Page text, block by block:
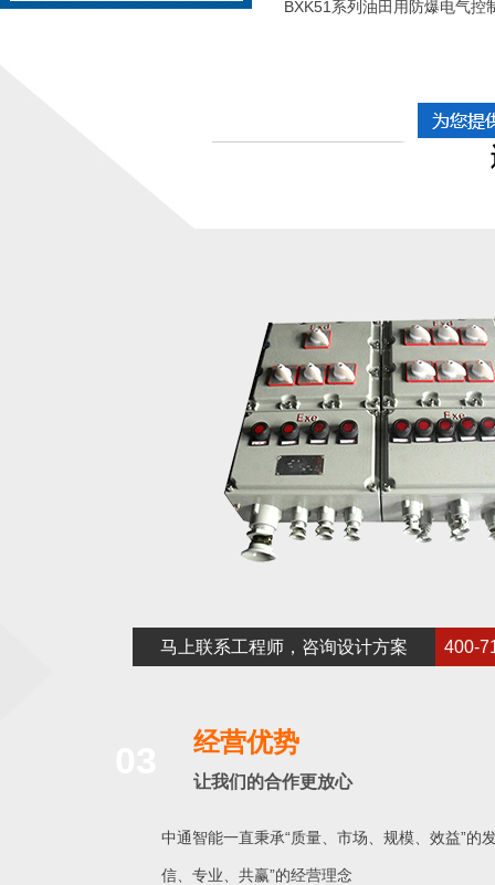
BXK51系列油田用防爆电气控
马上联系工程师，咨询设计方案 400-
经营优势
让我们的合作更放心
中通智能一直秉承“质量、市场、规模、效益”的
信、专业、共赢”的经营理念